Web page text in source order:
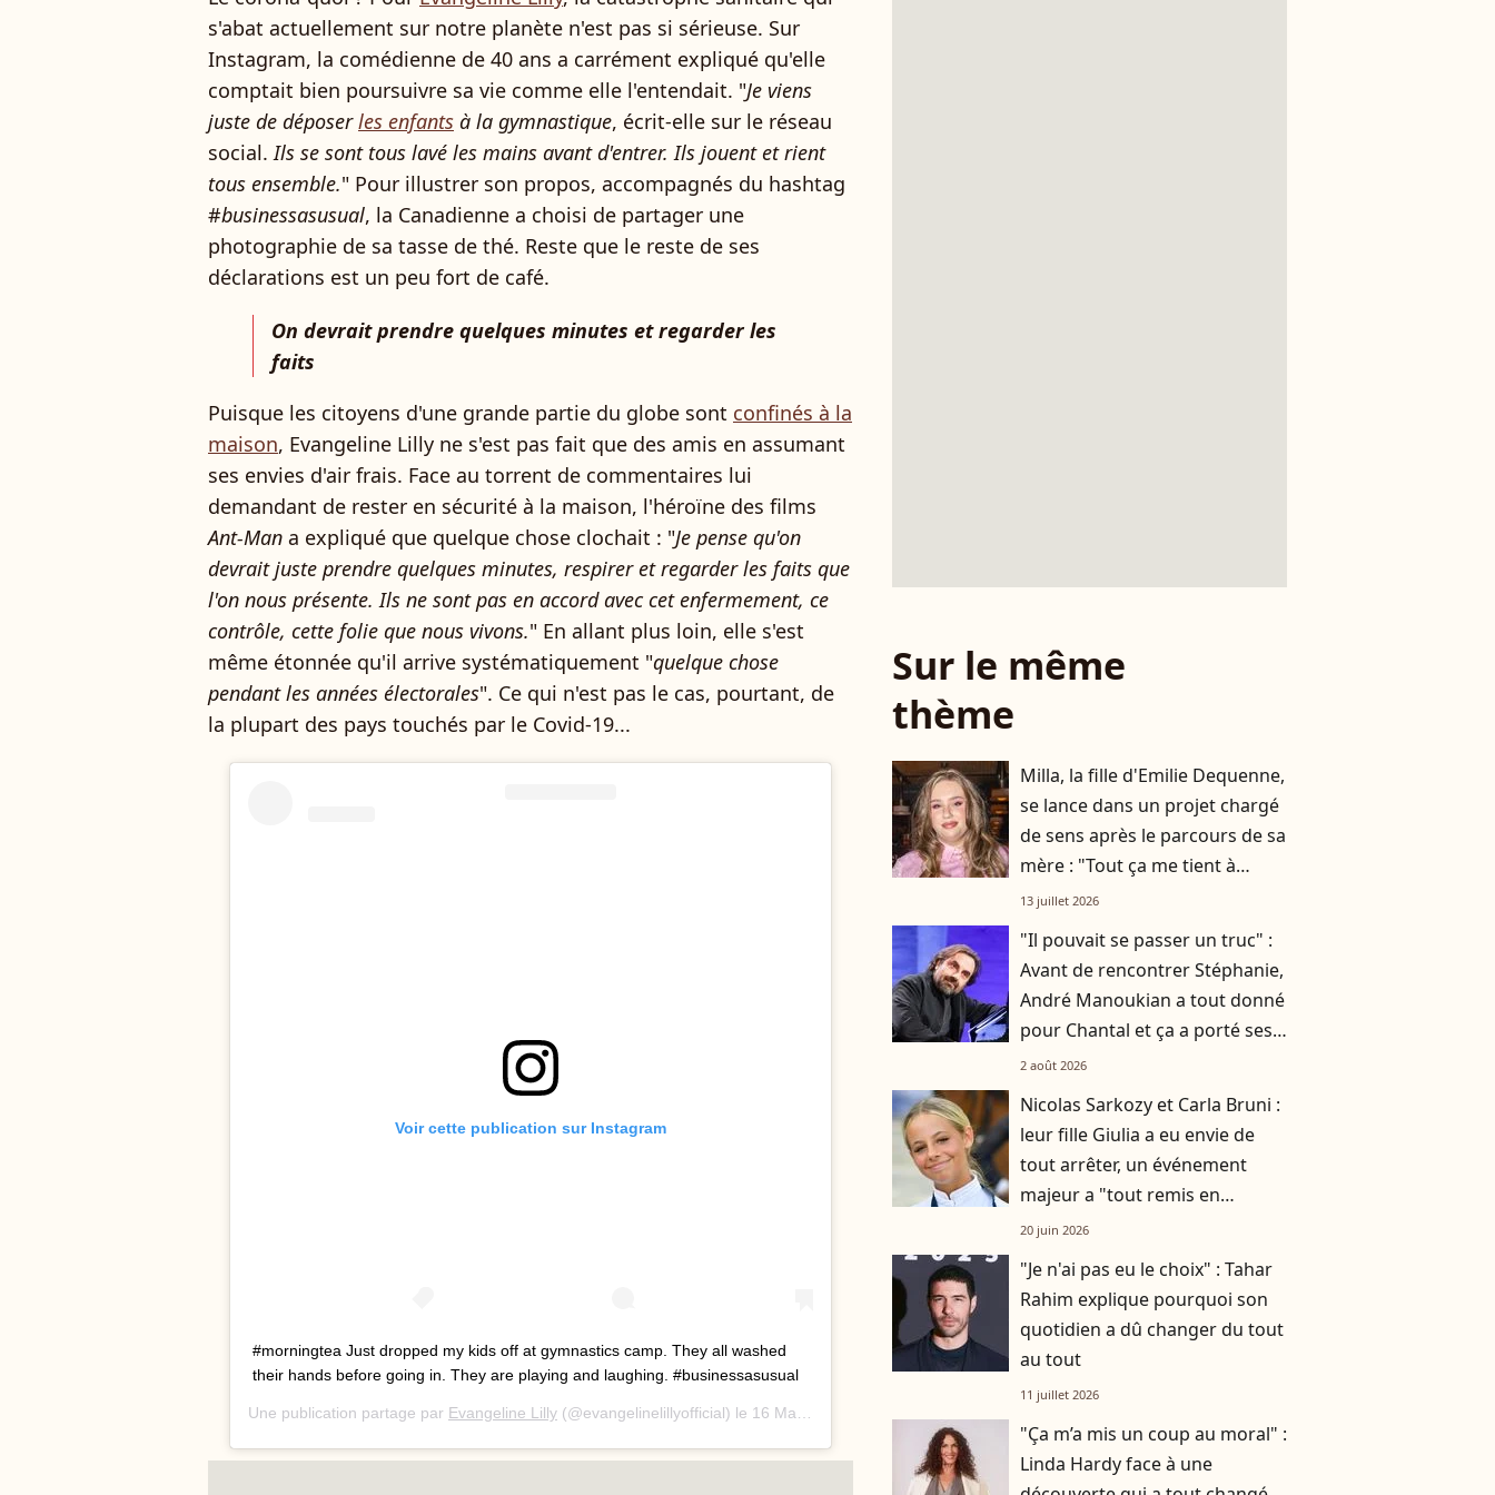
s'abat actuellement sur notre planète n'est pas si sérieuse. Sur
Instagram, la comédienne de 40 ans a carrément expliqué qu'elle
comptait bien poursuivre sa vie comme elle l'entendait. "Je viens
juste de déposerles enfants à la gymnastique, écrit-elle sur le réseau
social.Ils se sont tous lavé les mains avant d'entrer. Ils jouent et rient
tous ensemble." Pour illustrer son propos, accompagnés du hashtag
#businessasusual, la Canadienne a choisi de partager une
photographie de sa tasse de thé. Reste que le reste de ses
déclarations est un peu fort de café.
On devrait prendre quelques minutes et regarder les
faits
Puisque les citoyens d'une grande partie du globe sont confinés à la
maison, Evangeline Lilly ne s'est pas fait que des amis en assumant
ses envies d'air frais. Face au torrent de commentaires lui
demandant de rester en sécurité à la maison, l'héroïne des films
Ant-Man a expliqué que quelque chose clochait : "Je pense qu'on
devrait juste prendre quelques minutes, respirer et regarder les faits que
l'on nous présente. Ils ne sont pas en accord avec cet enfermement, ce
contrôle, cette folie que nous vivons." En allant plus loin, elle s'est
même étonnée qu'il arrive systématiquement "quelque chose
pendant les années électorales". Ce qui n'est pas le cas, pourtant, de
la plupart des pays touchés par le Covid-19...
Voir cette publication sur Instagram
#morningtea Just dropped my kids off at gymnastics camp. They all washed
their hands before going in. They are playing and laughing. #businessasusual
Une publication partage par Evangeline Lilly (@evangelinelillyofficial) le 16 Mars 2020 9 :45 PDT
Sur le même
thème
Milla, la fille d'Emilie Dequenne,
se lance dans un projet chargé
de sens après le parcours de sa
mère : "Tout ça me tient à
cœur"
13 juillet 2026
"Il pouvait se passer un truc" :
Avant de rencontrer Stéphanie,
André Manoukian a tout donné
pour Chantal et ça a porté ses
fruits
2 août 2026
Nicolas Sarkozy et Carla Bruni :
leur fille Giulia a eu envie de
tout arrêter, un événement
majeur a "tout remis en
question"
20 juin 2026
"Je n'ai pas eu le choix" : Tahar
Rahim explique pourquoi son
quotidien a dû changer du tout
au tout
11 juillet 2026
"Ça m’a mis un coup au moral" :
Linda Hardy face à une